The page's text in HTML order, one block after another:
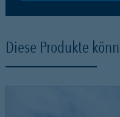
Diese Produkte